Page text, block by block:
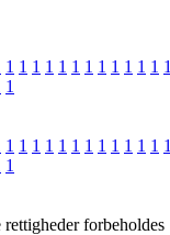
1 1 1 1 1 1 1 1 1 1 1 1 1
1
1 1 1 1 1 1 1 1 1 1 1 1 1
1
forbeholdes